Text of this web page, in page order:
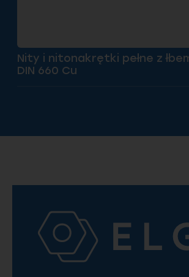
Nity i nitonakrętki pełne z
DIN 660 Cu